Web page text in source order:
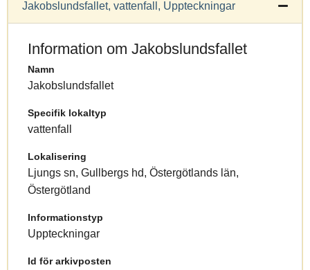
Jakobslundsfallet, vattenfall, Uppteckningar
Information om Jakobslundsfallet
Namn
Jakobslundsfallet
Specifik lokaltyp
vattenfall
Lokalisering
Ljungs sn, Gullbergs hd, Östergötlands län,
Östergötland
Informationstyp
Uppteckningar
Id för arkivposten